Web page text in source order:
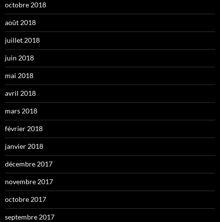
octobre 2018
août 2018
juillet 2018
juin 2018
mai 2018
avril 2018
mars 2018
février 2018
janvier 2018
décembre 2017
novembre 2017
octobre 2017
septembre 2017